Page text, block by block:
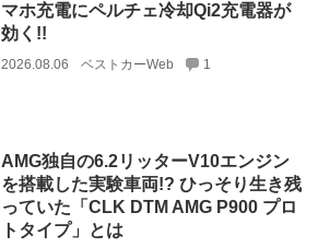
マホ充電にペルチェ冷却Qi2充電器が
効く!!
2026.08.06 ベストカーWeb 1
AMG独自の6.2リッターV10エンジン
を搭載した実験車両!? ひっそり生き残
っていた「CLK DTM AMG P900 プロ
トタイプ」とは